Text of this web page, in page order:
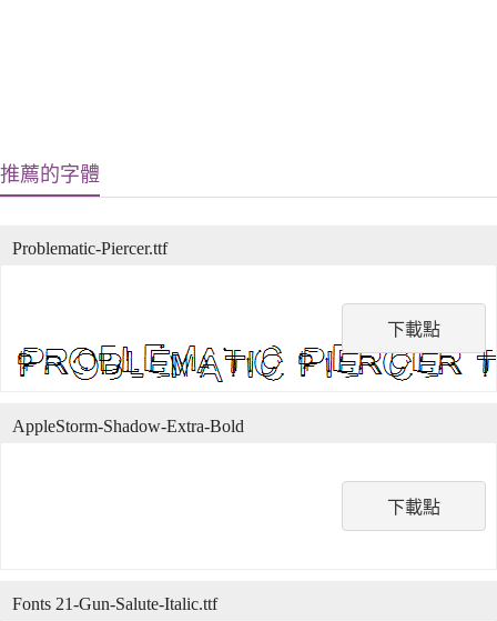
推薦的字體
下載點
Problematic-Piercer.ttf
下載點
AppleStorm-Shadow-Extra-Bold
Fonts 21-Gun-Salute-Italic.ttf